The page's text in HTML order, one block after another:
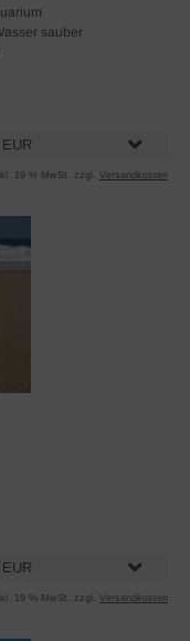
sauber
19 % MwSt. zzgl. Versandkosten
19 % MwSt. zzgl. Versandkosten